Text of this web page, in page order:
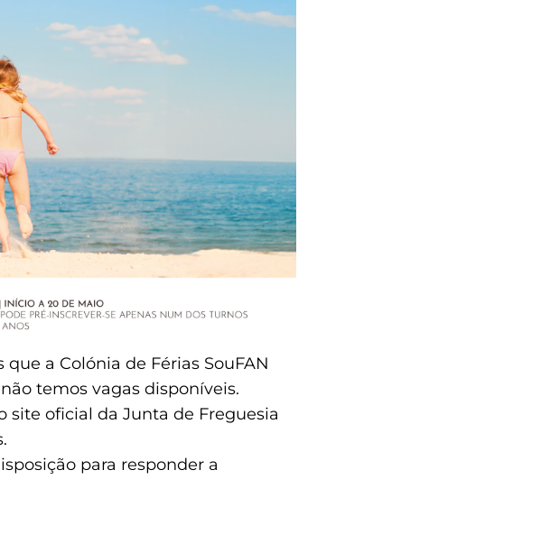
a Colónia de Férias SouFAN
temos vagas disponíveis.
site oficial da Junta de Freguesia
para responder a